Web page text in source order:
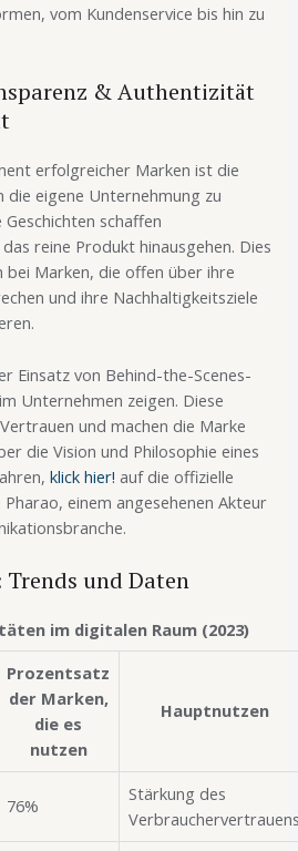
vom Kundenservice bis hin zu
& Authentizität
erfolgreicher Marken ist die
die eigene Unternehmung zu
schaffen
reine Produkt hinausgehen. Dies
Marken, die offen über ihre
und ihre Nachhaltigkeitsziele
Einsatz von Behind-the-Scenes-
Unternehmen zeigen. Diese
und machen die Marke
die Vision und Philosophie eines
klick hier! auf die offizielle
Pharao, einem angesehenen Akteur
und Daten
im digitalen Raum (2023)
Prozentsatz
der Marken,
die es
nutzen
Hauptnutzen
76%
Stärkung des